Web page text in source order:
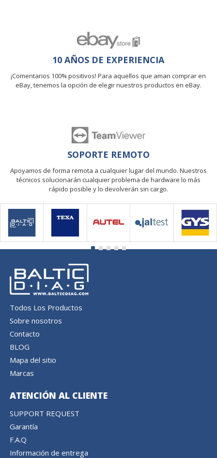
10 AÑOS DE EXPERIENCIA
¡Comentarios 100% positivos! Para aquellos que aman comprar en
eBay, tenemos la opción de elegir nuestros productos en eBay.
SOPORTE REMOTO
Apoyamos de forma remota a cualquier lugar del mundo. Nuestros
técnicos solucionarán cualquier problema de hardware lo más
rápido posible y lo devolverán sin cargo.
Todos Los Productos
Sobre nosotros
Contacto
BLOG
Mapa del sitio
Marcas
ATENCIÓN AL CLIENTE
SUPPORT REQUEST
Garantía
F.A.Q
Información de entrega